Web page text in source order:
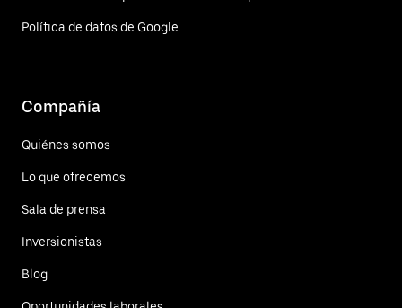
Política de datos de Google
Compañía
Quiénes somos
Lo que ofrecemos
Sala de prensa
Inversionistas
Blog